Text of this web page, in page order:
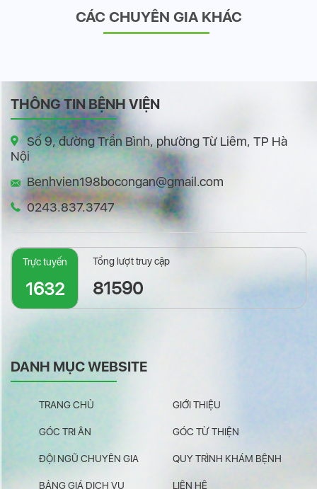
CÁC CHUYÊN GIA KHÁC
THÔNG TIN BỆNH VIỆN
Số 9, đường Trần Bình, phường Từ Liêm, TP Hà
Nội
Benhvien198bocongan@gmail.com
0243.837.3747
Trực tuyến
1632
Tổng lượt truy cập
81590
DANH MỤC WEBSITE
TRANG CHỦ GIỚI THIỆU
GÓC TRI ÂN GÓC TỪ THIỆN
ĐỘI NGŨ CHUYÊN GIA QUY TRÌNH KHÁM BỆNH
BẢNG GIÁ DỊCH VỤ LIÊN HỆ